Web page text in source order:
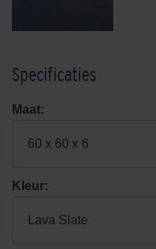
Specificaties
Maat:
60 x 60 x 6
Kleur:
Lava Slate